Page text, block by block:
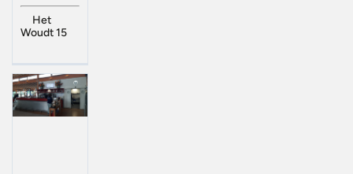
Het
Woudt 15